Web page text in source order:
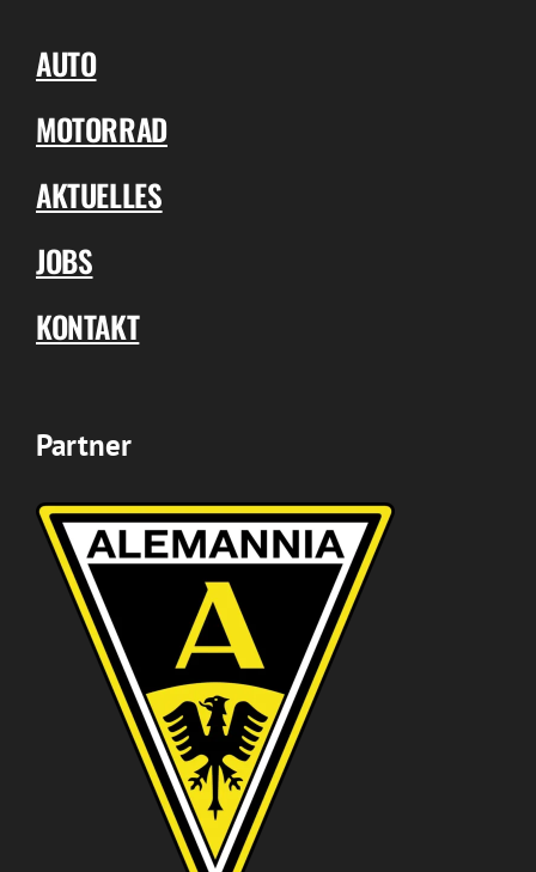
AUTO
MOTORRAD
AKTUELLES
JOBS
KONTAKT
Partner